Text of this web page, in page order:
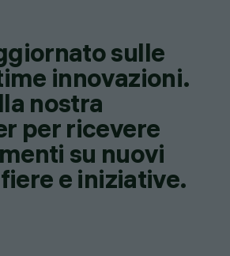
sulle
innovazioni.
nostra
per ricevere
su nuovi
e iniziative.